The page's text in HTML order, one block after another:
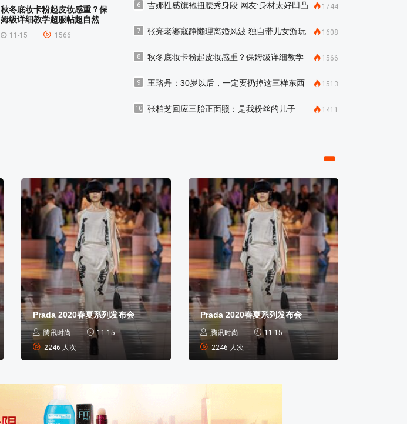
秋冬底妆卡粉起皮妆感重？保
姆级详细教学超服帖超自然
11-15 1566
6
吉娜性感旗袍扭腰秀身段 网友:身材太好凹凸
1744
7 张亮老婆寇静懒理离婚风波 独自带儿女游玩 1608
8
秋冬底妆卡粉起皮妆感重？保姆级详细教学
1566
9 王珞丹：30岁以后，一定要扔掉这三样东西 1513
10 张柏芝回应三胎正面照：是我粉丝的儿子 1411
Prada 2020春夏系列发布会
腾讯时尚
11-15
2246 人次
Prada 2020春夏系列发布会
腾讯时尚
11-15
2246 人次